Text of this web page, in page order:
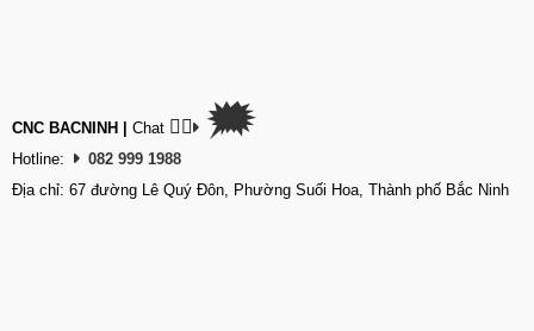
CNC BACNINH Chat 👉🏽 🗯
Hotline:
082 999 1988
Địa chỉ: 67 đường Lê Quý Đôn, Phường Suối Hoa, Thành phố Bắc Ninh